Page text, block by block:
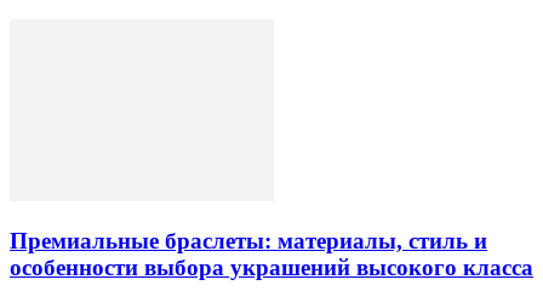
Премиальные браслеты: материалы, стиль и
особенности выбора украшений высокого класса